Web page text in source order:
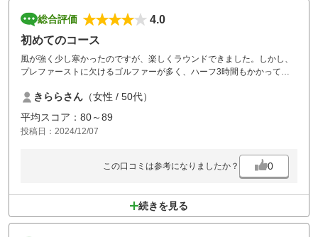
総合評価
4.0
初めてのコース
風が強く少し寒かったのですが、楽しくラウンドできました。しかし、
プレファーストに欠けるゴルファーが多く、ハーフ3時間もかかってし
ったのですが…。でもまた暖かくなったらラウンドしたいです。改善さ
れていることを期待して。
きららさん （女性 / 50代）
平均スコア：80～89
投稿日：2024/12/07
この口コミは参考になりましたか？ 0
続きを見る